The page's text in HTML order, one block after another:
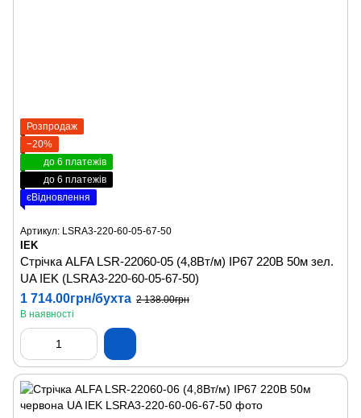
Розпродаж
−20%
до 6 платежів
до 6 платежів
єВідновлення
Артикул: LSRA3-220-60-05-67-50
IEK
Стрічка ALFA LSR-22060-05 (4,8Вт/м) IP67 220В 50м зел.
UA IEK (LSRA3-220-60-05-67-50)
1 714.00грн/бухта 2 138.00грн
В наявності